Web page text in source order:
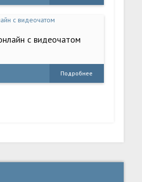
с видеочатом
Подробнее